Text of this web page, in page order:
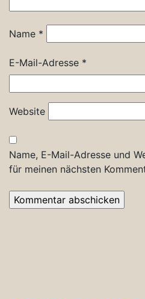
Name *
E-Mail-Adresse *
Website
Name, E-Mail-Adresse und
für meinen nächsten